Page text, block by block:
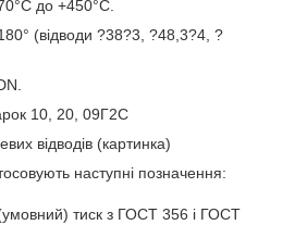
до +450°С.
(відводи ?38?3, ?48,3?4, ?
10, 20, 09Г2С
наступні позначення:
тиск з ГОСТ 356 і ГОСТ